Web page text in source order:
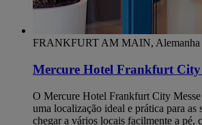
FRANKFURT AM MAIN, Alemanha
Mercure Hotel Frankfurt City
O Mercure Hotel Frankfurt City Messe
uma localização ideal e prática para as
chegar a vários locais facilmente a pé,